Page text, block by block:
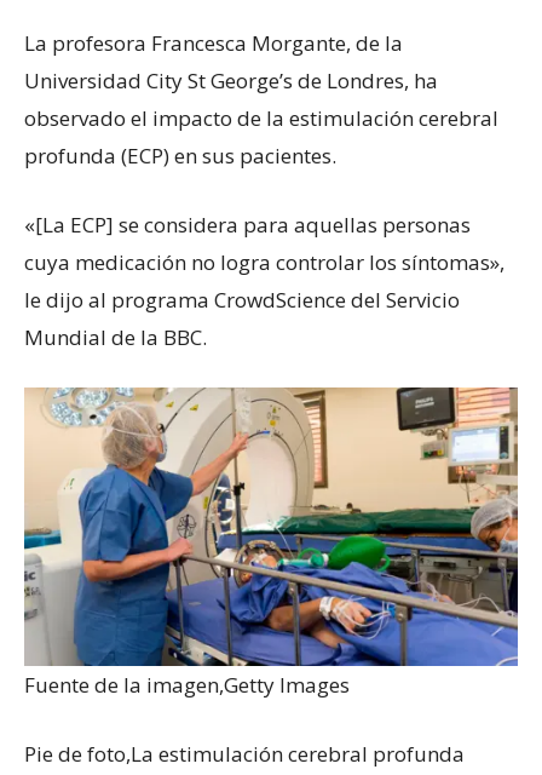
La profesora Francesca Morgante, de la
Universidad City St George’s de Londres, ha
observado el impacto de la estimulación cerebral
profunda (ECP) en sus pacientes.
«[La ECP] se considera para aquellas personas
cuya medicación no logra controlar los síntomas»,
le dijo al programa CrowdScience del Servicio
Mundial de la BBC.
Fuente de la imagen,Getty Images
Pie de foto,La estimulación cerebral profunda